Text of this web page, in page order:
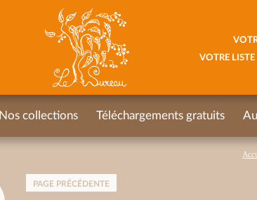
PAGE PRÉCÉDENTE
VOTRE LISTE
Nos collections Téléchargements gratuits